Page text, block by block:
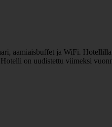
aamiaisbuffet ja WiFi.
on uudistettu viimeksi